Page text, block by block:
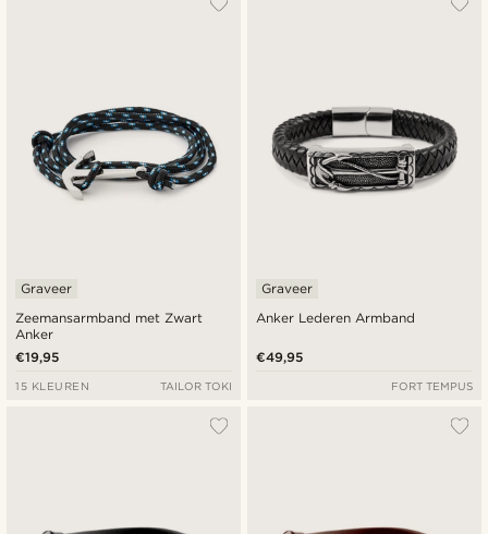
Zeemansarmband met Zwart
Anker
Graveer
€19,95
15 KLEUREN TAILOR TOKI
Anker Lederen Armband
Graveer
€49,95
FORT TEMPUS